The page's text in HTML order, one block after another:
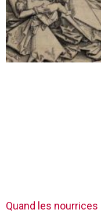
Quand les